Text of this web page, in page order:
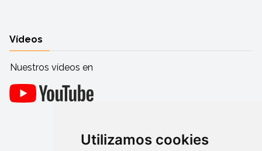
Utilizamos cookies
Vídeos
Nuestros vídeos en